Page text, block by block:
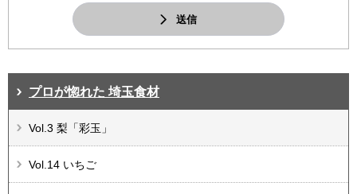
送信
プロが惚れた 埼玉食材
Vol.3 梨「彩玉」
Vol.14 いちご